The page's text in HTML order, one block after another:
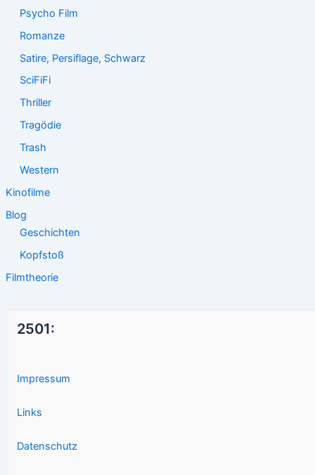
Psycho Film
Romanze
Satire, Persiflage, Schwarz
SciFiFi
Thriller
Tragödie
Trash
Western
Kinofilme
Blog
Geschichten
Kopfstoß
Filmtheorie
2501:
Impressum
Links
Datenschutz